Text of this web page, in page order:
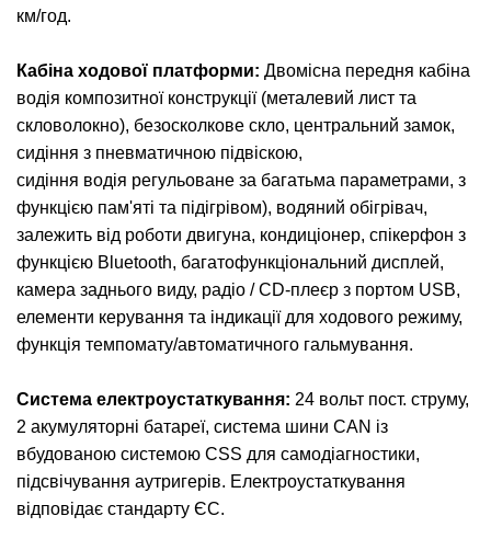
км/год.
Кабіна ходової платформи: Двомісна передня кабіна
водія композитної конструкції (металевий лист та
скловолокно), безосколкове скло, центральний замок,
сидіння з пневматичною підвіскою,
сидіння водія регульоване за багатьма параметрами, з
функцією пам'яті та підігрівом), водяний обігрівач,
залежить від роботи двигуна, кондиціонер, спікерфон з
функцією Bluetooth, багатофункціональний дисплей,
камера заднього виду, радіо / CD-плеєр з портом USB,
елементи керування та індикації для ходового режиму,
функція темпомату/автоматичного гальмування.
Система електроустаткування: 24 вольт пост. струму,
2 акумуляторні батареї, система шини CAN із
вбудованою системою CSS для самодіагностики,
підсвічування аутригерів. Електроустаткування
відповідає стандарту ЄС.